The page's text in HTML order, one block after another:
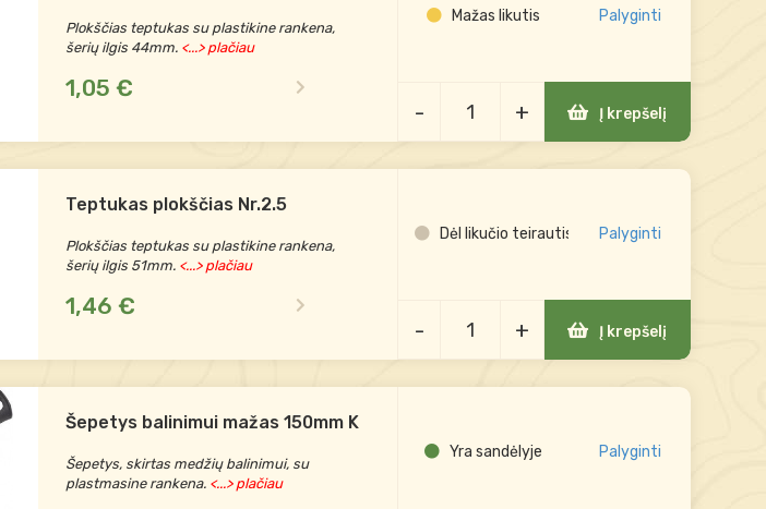
Plokščias teptukas su plastikine rankena,
šerių ilgis 44mm.<...> plačiau
1,05 €
Mažas likutis Palyginti
- + Į krepšelį
Teptukas plokščias Nr.2.5
Plokščias teptukas su plastikine rankena,
šerių ilgis 51mm.<...> plačiau
1,46 €
Dėl likučio teirautis Palyginti
- + Į krepšelį
Šepetys balinimui mažas 150mm K
Šepetys, skirtas medžių balinimui, su
plastmasine rankena.<...> plačiau
Yra sandėlyje Palyginti